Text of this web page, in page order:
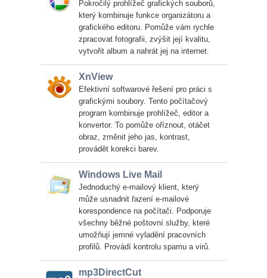
Pokročilý prohlížeč grafických souborů,
který kombinuje funkce organizátoru a
grafického editoru. Pomůže vám rychle
zpracovat fotografii, zvýšit její kvalitu,
vytvořit album a nahrát jej na internet.
XnView
Efektivní softwarové řešení pro práci s
grafickými soubory. Tento počítačový
program kombinuje prohlížeč, editor a
konvertor. To pomůže oříznout, otáčet
obraz, změnit jeho jas, kontrast,
provádět korekci barev.
Windows Live Mail
Jednoduchý e-mailový klient, který
může usnadnit řazení e-mailové
korespondence na počítači. Podporuje
všechny běžné poštovní služby, které
umožňují jemné vyladění pracovních
profilů. Provádí kontrolu spamu a virů.
mp3DirectCut